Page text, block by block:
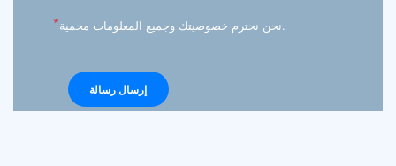
* نحن نحترم خصوصيتك وجميع المعلومات محمية.